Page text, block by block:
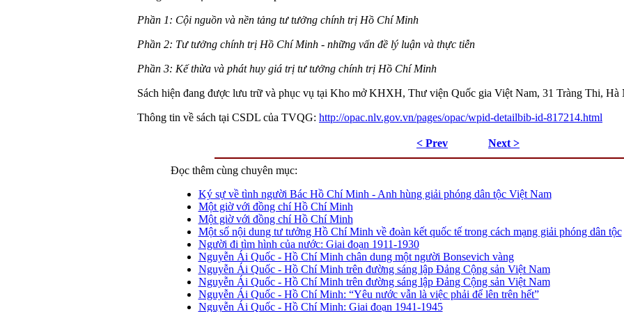
Phần 1: Cội nguồn và nền tảng tư tưởng chính trị Hồ Chí Minh
Phần 2: Tư tưởng chính trị Hồ Chí Minh - những vấn đề lý luận và thực tiễn
Phần 3: Kế thừa và phát huy giá trị tư tưởng chính trị Hồ Chí Minh
Sách hiện đang được lưu trữ và phục vụ tại Kho mở KHXH, Thư viện Quốc gia Việt Nam, 31 Tràng Thi, Hà
Thông tin về sách tại CSDL của TVQG: http://opac.nlv.gov.vn/pages/opac/wpid-detailbib-id-817214.html
< Prev Next >
Đọc thêm cùng chuyên mục:
Ký sự về tình người Bác Hồ Chí Minh - Anh hùng giải phóng dân tộc Việt Nam
Một giờ với đồng chí Hồ Chí Minh
Một giờ với đồng chí Hồ Chí Minh
Một số nội dung tư tưởng Hồ Chí Minh về đoàn kết quốc tế trong cách mạng giải phóng dân tộc
Người đi tìm hình của nước: Giai đoạn 1911-1930
Nguyễn Ái Quốc - Hồ Chí Minh chân dung một người Bonsevich vàng
Nguyễn Ái Quốc - Hồ Chí Minh trên đường sáng lập Đảng Cộng sản Việt Nam
Nguyễn Ái Quốc - Hồ Chí Minh trên đường sáng lập Đảng Cộng sản Việt Nam
Nguyễn Ái Quốc - Hồ Chí Minh: “Yêu nước vẫn là việc phải để lên trên hết”
Nguyễn Ái Quốc - Hồ Chí Minh: Giai đoạn 1941-1945